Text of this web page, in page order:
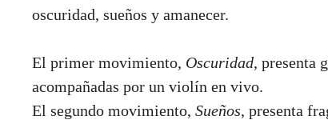
oscuridad, sueños y amanecer.
El primer movimiento, Oscuridad, presenta
acompañadas por un violín en vivo.
El segundo movimiento, Sueños, presenta